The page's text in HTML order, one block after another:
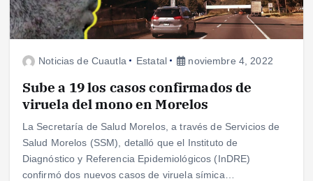
Noticias de Cuautla Estatal noviembre 4, 2022
Sube a 19 los casos confirmados de
viruela del mono en Morelos
La Secretaría de Salud Morelos, a través de Servicios de
Salud Morelos (SSM), detalló que el Instituto de
Diagnóstico y Referencia Epidemiológicos (InDRE)
confirmó dos nuevos casos de viruela símica…